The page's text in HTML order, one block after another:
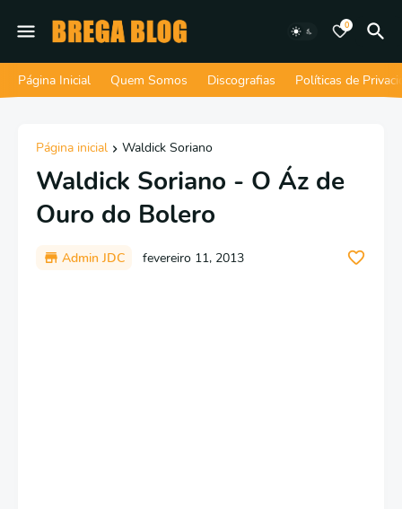
0
Página Inicial Quem Somos Discografias Políticas de
Página inicial Waldick Soriano
Waldick Soriano - O Áz de
Ouro do Bolero
Admin JDC fevereiro 11, 2013